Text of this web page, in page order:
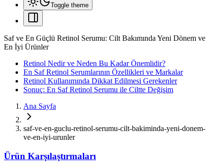
Toggle theme
Saf ve En Güçlü Retinol Serumu: Cilt Bakımında Yeni Dönem ve
En İyi Ürünler
Retinol Nedir ve Neden Bu Kadar Önemlidir?
En Saf Retinol Serumlarının Özellikleri ve Markalar
Retinol Kullanımında Dikkat Edilmesi Gerekenler
Sonuç: En Saf Retinol Serumu ile Ciltte Değişim
Ana Sayfa
saf-ve-en-guclu-retinol-serumu-cilt-bakiminda-yeni-donem-
ve-en-iyi-urunler
Ürün Karşılaştırmaları